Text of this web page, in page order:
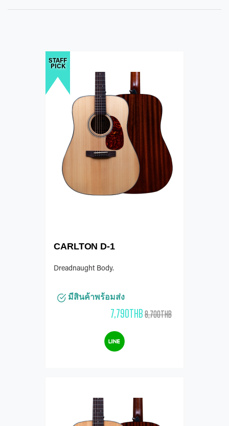
STAFF
PICK
CARLTON D-1
Dreadnaught Body.
มีสินค้าพร้อมส่ง
7,790THB8,700THB